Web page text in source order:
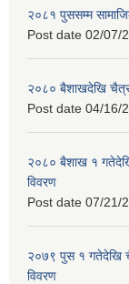
२०८१ पुससम्म
Post date 02/07/
२०८० बैशाखदेखि
Post date 04/16/
२०८० बैशाख १ गतेदेखि
विवरण
Post date 07/21/
२०७९ पुस १ गतेदेखि
विवरण